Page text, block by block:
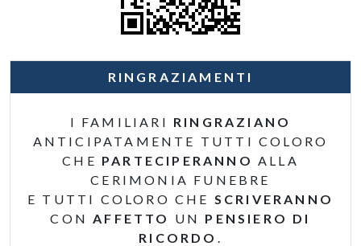
RINGRAZIAMENTI
I FAMILIARI RINGRAZIANO
ANTICIPATAMENTE TUTTI COLORO
CHE PARTECIPERANNO ALLA
CERIMONIA FUNEBRE
E TUTTI COLORO CHE SCRIVERANNO
CONAFFETTO UN PENSIERO DI
RICORDO .